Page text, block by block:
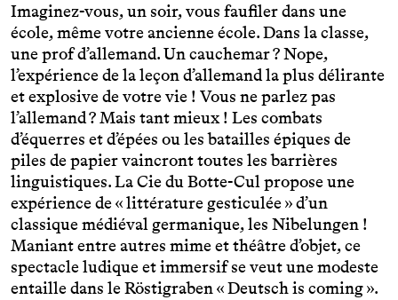
Imaginez-vous, un soir, vous faufiler dans une
école, même votre ancienne école. Dans la classe,
une prof d’allemand. Un cauchemar ? Nope,
l’expérience de la leçon d’allemand la plus délirante
et explosive de votre vie ! Vous ne parlez pas
l’allemand ? Mais tant mieux ! Les combats
d’équerres et d’épées ou les batailles épiques de
piles de papier vaincront toutes les barrières
linguistiques. La Cie du Botte-Cul propose une
expérience de « littérature gesticulée » d’un
classique médiéval germanique, les Nibelungen !
Maniant entre autres mime et théâtre d’objet, ce
spectacle ludique et immersif se veut une modeste
entaille dans le Röstigraben « Deutsch is coming ».